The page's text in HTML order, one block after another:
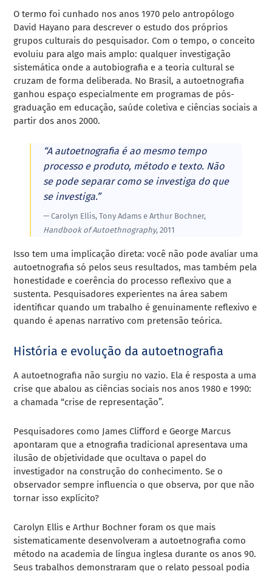
O termo foi cunhado nos anos 1970 pelo antropólogo
David Hayano para descrever o estudo dos próprios
grupos culturais do pesquisador. Com o tempo, o conceito
evoluiu para algo mais amplo: qualquer investigação
sistemática onde a autobiografia e a teoria cultural se
cruzam de forma deliberada. No Brasil, a autoetnografia
ganhou espaço especialmente em programas de pós-
graduação em educação, saúde coletiva e ciências sociais a
partir dos anos 2000.
“A autoetnografia é ao mesmo tempo
processo e produto, método e texto. Não
se pode separar como se investiga do que
se investiga.”
— Carolyn Ellis, Tony Adams e Arthur Bochner,
Handbook of Autoethnography, 2011
Isso tem uma implicação direta: você não pode avaliar uma
autoetnografia só pelos seus resultados, mas também pela
honestidade e coerência do processo reflexivo que a
sustenta. Pesquisadores experientes na área sabem
identificar quando um trabalho é genuinamente reflexivo e
quando é apenas narrativo com pretensão teórica.
História e evolução da autoetnografia
A autoetnografia não surgiu no vazio. Ela é resposta a uma
crise que abalou as ciências sociais nos anos 1980 e 1990:
a chamada “crise de representação”.
Pesquisadores como James Clifford e George Marcus
apontaram que a etnografia tradicional apresentava uma
ilusão de objetividade que ocultava o papel do
investigador na construção do conhecimento. Se o
observador sempre influencia o que observa, por que não
tornar isso explícito?
Carolyn Ellis e Arthur Bochner foram os que mais
sistematicamente desenvolveram a autoetnografia como
método na academia de língua inglesa durante os anos 90.
Seus trabalhos demonstraram que o relato pessoal podia